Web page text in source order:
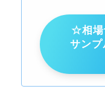
☆相場
サンプ